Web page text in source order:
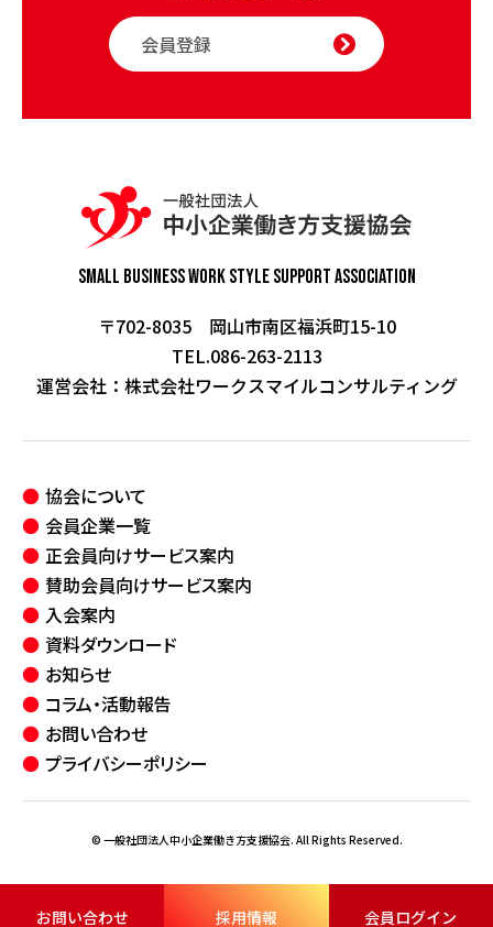
お問い合わせ 採用情報 会員ログイン
会員登録
Small Business Work StyleSupport Association
〒702-8035 岡山市南区福浜町15-10
TEL.086-263-2113
運営会社： 株式会社ワークスマイルコンサルティング
協会について
会員企業一覧
正会員向けサービス案内
賛助会員向けサービス案内
入会案内
資料ダウンロード
お知らせ
コラム・活動報告
お問い合わせ
プライバシーポリシー
© 一般社団法人中小企業働き方支援協会. All Rights Reserved.